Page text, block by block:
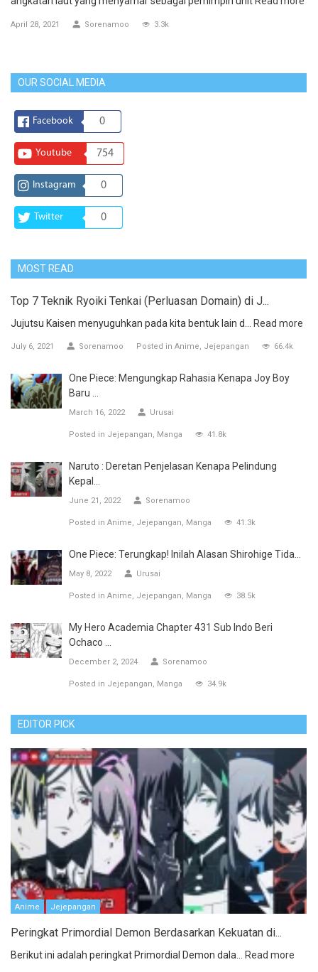
April 28, 2021 Sorenamoo 3.3k
OUR SOCIAL MEDIA
Facebook 0
Youtube 754
Instagram 0
Twitter 0
MOST READ
Top 7 Teknik Ryoiki Tenkai (Perluasan Domain) di J...
Jujutsu Kaisen menyuguhkan pada kita bentuk lain d... Read more
July 6, 2021 Sorenamoo Posted in Anime Jejepangan 66.4k
One Piece: Mengungkap Rahasia Kenapa Joy Boy
Baru ...
March 16, 2022 Urusai
Posted in Jejepangan Manga 41.8k
Naruto : Deretan Penjelasan Kenapa Pelindung
Kepal...
June 21, 2022 Sorenamoo
Posted in Anime Jejepangan Manga 41.3k
One Piece: Terungkap! Inilah Alasan Shirohige Tida...
May 8, 2022 Urusai
Posted in Anime Jejepangan Manga 38.5k
My Hero Academia Chapter 431 Sub Indo Beri
Ochaco ...
December 2, 2024 Sorenamoo
Posted in Jejepangan Manga 34.9k
EDITOR PICK
Anime Jejepangan
Peringkat Primordial Demon Berdasarkan Kekuatan di...
Berikut ini adalah peringkat Primordial Demon dala... Read more